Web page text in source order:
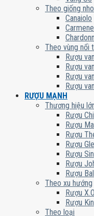
Theo giống nho
Canaiolo
Theo vùng nổi
Rượu
Rượu
Rượu
Rượu
RƯỢU MẠNH
Thương hiệu
Rượu
Rượu
Rượu
Rượu
Rượu
Rượu
Rượu
Theo xu hướng
Rượu X.O
Rượu
Theo loại